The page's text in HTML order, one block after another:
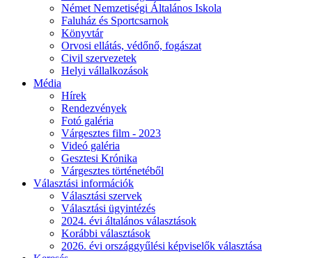
Német Nemzetiségi Általános Iskola
Faluház és Sportcsarnok
Könyvtár
Orvosi ellátás, védőnő, fogászat
Civil szervezetek
Helyi vállalkozások
Média
Hírek
Rendezvények
Fotó galéria
Várgesztes film - 2023
Videó galéria
Gesztesi Krónika
Várgesztes történetéből
Választási információk
Választási szervek
Választási ügyintézés
2024. évi általános választások
Korábbi választások
2026. évi országgyűlési képviselők választása